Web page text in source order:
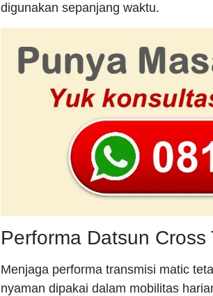
digunakan sepanjang waktu.
Performa Datsun Cross
Menjaga performa transmisi matic
nyaman dipakai dalam mobilitas